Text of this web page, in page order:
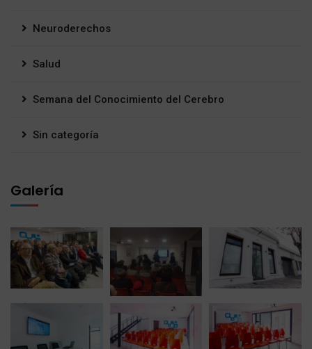
Neuroderechos
Salud
Semana del Conocimiento del Cerebro
Sin categoría
Galería